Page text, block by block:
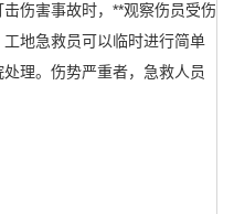
伤害事故时，**观察伤员受伤
地急救员可以临时进行简单
理。伤势严重者，急救人员